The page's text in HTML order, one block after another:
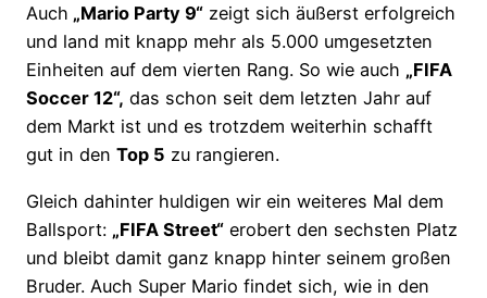
Auch „Mario Party 9“ zeigt sich äußerst erfolgreich
und land mit knapp mehr als 5.000 umgesetzten
Einheiten auf dem vierten Rang. So wie auch „FIFA
Soccer 12“, das schon seit dem letzten Jahr auf
dem Markt ist und es trotzdem weiterhin schafft
gut in den Top 5 zu rangieren.
Gleich dahinter huldigen wir ein weiteres Mal dem
Ballsport: „FIFA Street“ erobert den sechsten Platz
und bleibt damit ganz knapp hinter seinem großen
Bruder. Auch Super Mario findet sich, wie in den